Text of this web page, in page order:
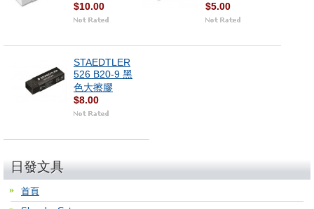
$10.00
$5.00
STAEDTLER
526 B20-9 黑
色大擦膠
$8.00
日發文具
首頁